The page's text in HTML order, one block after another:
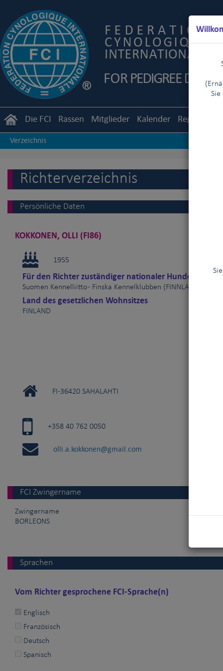
Die FCI Rassen Mitglieder Kalender Reglemente
Verzeichnis
Richterverzeichnis
Persönliche Daten
KOKKONEN, OLLI (FI86)
1955
Für den Richter zuständiger nationaler Hundeverband
Suomen Kennelliitto - Finska Kennelklubben (FINNLAND)
Land des gesetzlichen Wohnsitzes
FINLAND
FI-36420 SAHALAHTI
+358 40 762 0050
olli.a.kokkonen@gmail.com
FCI Zwingername
Zwingername
BORLEONS
Sprachen
Vom Richter gesprochene FCI-Sprache(n)
Englisch
Französisch
Deutsch
Spanisch